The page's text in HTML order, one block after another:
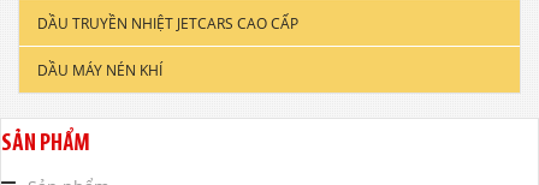
DẦU NHỚT CÔNG NGHIỆP
DẦU CẮT GỌT KIM LOẠI
DẦU NHỚT THỦY LỰC CAO CẤP
DẦU TRUYỀN NHIỆT JETCARS CAO CẤP
DẦU MÁY NÉN KHÍ
SẢN PHẨM